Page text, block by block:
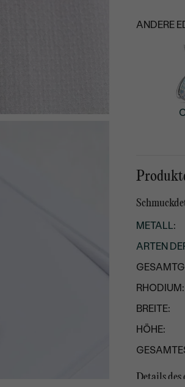
ANDERE
METALL:
ARTEN
RHODIUM:
BREITE:
HÖHE:
Details des